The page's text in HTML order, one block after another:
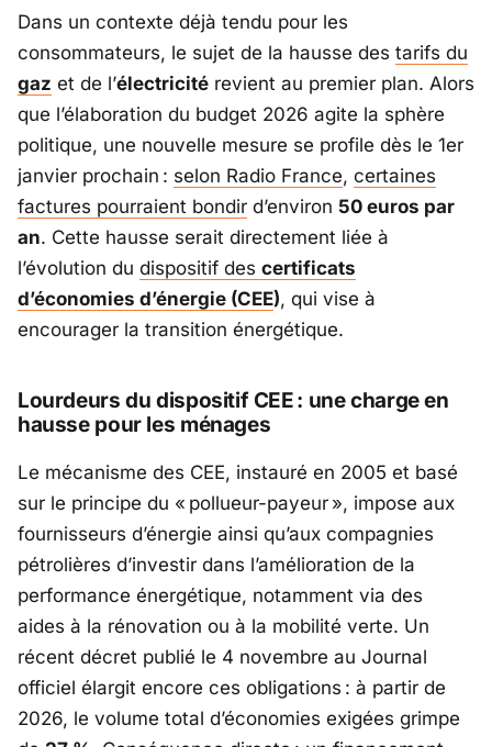
Dans un contexte déjà tendu pour les
consommateurs, le sujet de la hausse des tarifs du
gaz et de l’électricité revient au premier plan. Alors
que l’élaboration du budget 2026 agite la sphère
politique, une nouvelle mesure se profile dès le 1er
janvier prochain : selon Radio France, certaines
factures pourraient bondir d’environ 50 euros par
an. Cette hausse serait directement liée à
l’évolution du dispositif des certificats
d’économies d’énergie (CEE), qui vise à
encourager la transition énergétique.
Lourdeurs du dispositif CEE : une charge en
hausse pour les ménages
Le mécanisme des CEE, instauré en 2005 et basé
sur le principe du « pollueur-payeur », impose aux
fournisseurs d’énergie ainsi qu’aux compagnies
pétrolières d’investir dans l’amélioration de la
performance énergétique, notamment via des
aides à la rénovation ou à la mobilité verte. Un
récent décret publié le 4 novembre au Journal
officiel élargit encore ces obligations : à partir de
2026, le volume total d’économies exigées grimpe